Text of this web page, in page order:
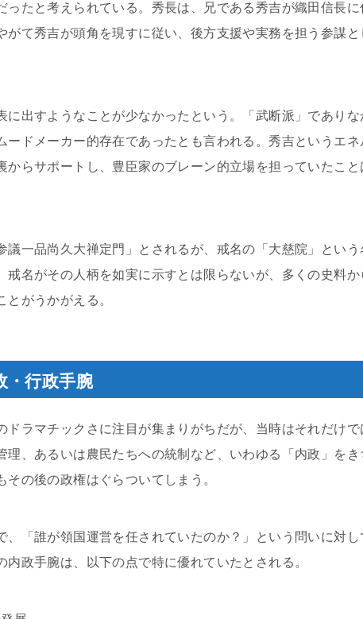
ったと考えられている。秀長は、兄である秀吉が織田信長に
がて秀吉が頭角を現すに従い、後方支援や実務を担う参謀と
に出すようなことが少なかったという。「武断派」でありな
ードメーカー的存在であったとも言われる。秀吉というエネ
からサポートし、豊臣家のブレーン的立場を担っていたこと
議一品尚久大禅定門」とされるが、戒名の「大慈院」という
名がその人柄を如実に示すとは限らないが、多くの史料か
がうかがえる。
・行政手腕
ラマチックさに注目が集まりがちだが、当時はそれだけで
、あるいは農民たちへの統制など、いわゆる「内政」をき
の後の政権はぐらついてしまう。
「誰が領国運営を任されていたのか？」という問いに対し
政手腕は、以下の点で特に優れていたとされる。